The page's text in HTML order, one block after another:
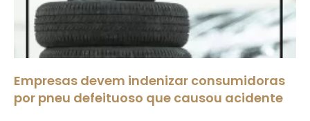
Empresas devem indenizar consumidoras
por pneu defeituoso que causou acidente